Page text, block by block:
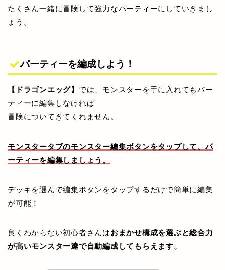
たくさん一緒に冒険して強力なパーティーにしていきまし
ょう。
ガチ
ャは
ゲー
味！
パーティーを編成しよう！
【ドラゴンエッグ】 では、モンスターを手に入れてもパー
ティーに編集しなければ
冒険についてきてくれません。
モンスタータブのモンスター編集ボタンをタップして、パ
ーティーを編集しましょう。
デッキを選んで編集ボタンをタップするだけで簡単に編集
が可能！
良くわからない初心者さんはおまかせ構成を選ぶと総合力
が高いモンスター達で自動編成してもらえます。